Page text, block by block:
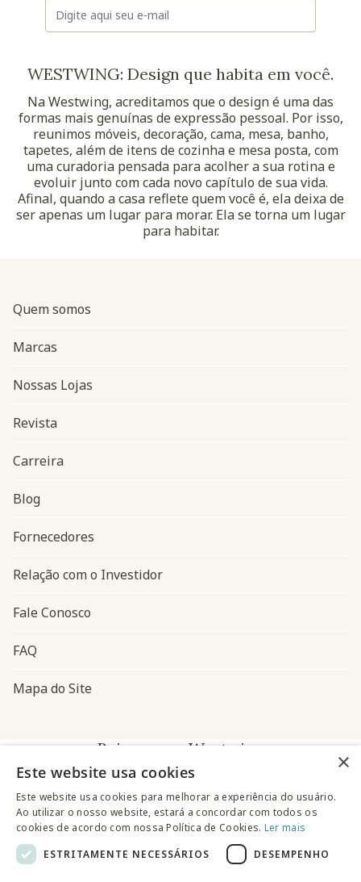
WESTWING: Design que habita em você.
Na Westwing, acreditamos que o design é uma das
formas mais genuínas de expressão pessoal. Por isso,
reunimos móveis, decoração, cama, mesa, banho,
tapetes, além de itens de cozinha e mesa posta, com
uma curadoria pensada para acolher a sua rotina e
evoluir junto com cada novo capítulo de sua vida.
Afinal, quando a casa reflete quem você é, ela deixa de
ser apenas um lugar para morar. Ela se torna um lugar
para habitar.
Navegação do rodapé
Quem somos
Marcas
Nossas Lojas
Revista
Carreira
Blog
Fornecedores
Relação com o Investidor
Fale Conosco
FAQ
Mapa do Site
Baixe o app Westwing
×
Este website usa cookies
Este website usa cookies para melhorar a experiência do usuário.
Ao utilizar o nosso website, estará a concordar com todos os
cookies de acordo com nossa Política de Cookies. Ler mais
ESTRITAMENTE NECESSÁRIOS
DESEMPENHO